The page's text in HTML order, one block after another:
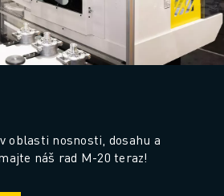
oblasti nosnosti, dosahu a
náš rad M-20 teraz!